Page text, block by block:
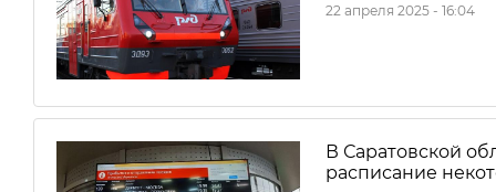
22 апреля 2025 - 16:04
В Саратовской
расписание